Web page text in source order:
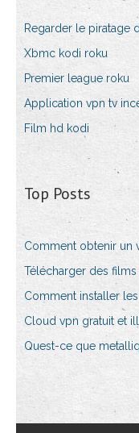
Regarder le piratage
Xbmc kodi roku
Premier league roku
Application vpn tv
Film hd kodi
Top Posts
Comment obtenir un
Télécharger des
Comment installer
Cloud vpn gratuit et
Quest-ce que